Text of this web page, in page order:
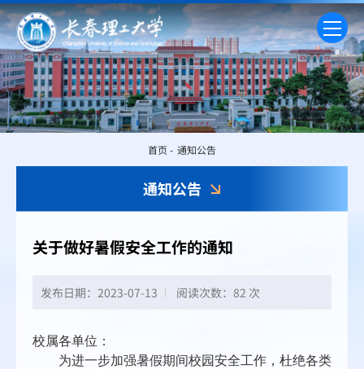
通知公告
首页 - 通知公告
关于做好暑假安全工作的通知
发布日期：2023-07-13 阅读次数： 82 次
校属各单位：
为进一步加强暑假期间校园安全工作，杜绝各类